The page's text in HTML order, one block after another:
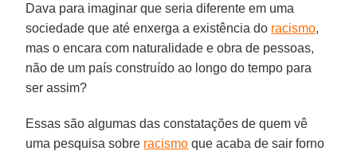
Dava para imaginar que seria diferente em uma
sociedade que até enxerga a existência do racismo,
mas o encara com naturalidade e obra de pessoas,
não de um país construído ao longo do tempo para
ser assim?
Essas são algumas das constatações de quem vê
uma pesquisa sobre racismo que acaba de sair forno